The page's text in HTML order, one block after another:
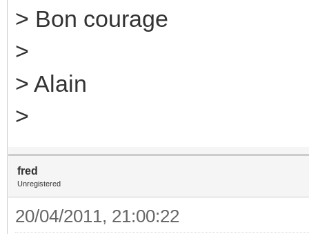
> Bon courage
>
> Alain
>
fred
Unregistered
20/04/2011, 21:00:22